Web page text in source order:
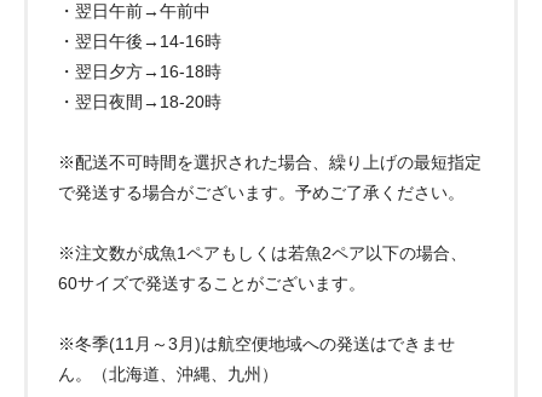
・翌日午前→午前中
・翌日午後→14-16時
・翌日夕方→16-18時
・翌日夜間→18-20時
※配送不可時間を選択された場合、繰り上げの最短指定
で発送する場合がございます。予めご了承ください。
※注文数が成魚1ペアもしくは若魚2ペア以下の場合、
60サイズで発送することがございます。
※冬季(11月～3月)は航空便地域への発送はできませ
ん。（北海道、沖縄、九州）